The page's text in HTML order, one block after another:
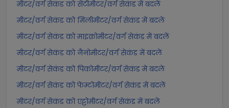
मीटर/वर्ग सेकंड को सेंटीमीटर/वर्ग सेकंड में बदलें
मीटर/वर्ग सेकंड को मिलीमीटर/वर्ग सेकंड में बदलें
मीटर/वर्ग सेकंड को माइक्रोमीटर/वर्ग सेकंड में बदलें
मीटर/वर्ग सेकंड को नैनोमीटर/वर्ग सेकंड में बदलें
मीटर/वर्ग सेकंड को पिकोमीटर/वर्ग सेकंड में बदलें
मीटर/वर्ग सेकंड को फेम्टोमीटर/वर्ग सेकंड में बदलें
मीटर/वर्ग सेकंड को एट्टोमीटर/वर्ग सेकंड में बदलें